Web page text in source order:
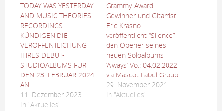
TODAY WAS YESTERDAY
AND MUSIC THEORIES
RECORDINGS
KÜNDIGEN DIE
VERÖFFENTLICHUNG
IHRES DEBUT-
STUDIOALBUMS FÜR
DEN 23. FEBRUAR 2024
AN
11. Dezember 2023
In "Aktuelles"
Grammy-Award
Gewinner und Gitarrist
Eric Krasno
veröffentlicht “Silence”
den Opener seines
neuen Soloalbums
‘Always’ Vö.: 04.02.2022
via Mascot Label Group
29. November 2021
In "Aktuelles"